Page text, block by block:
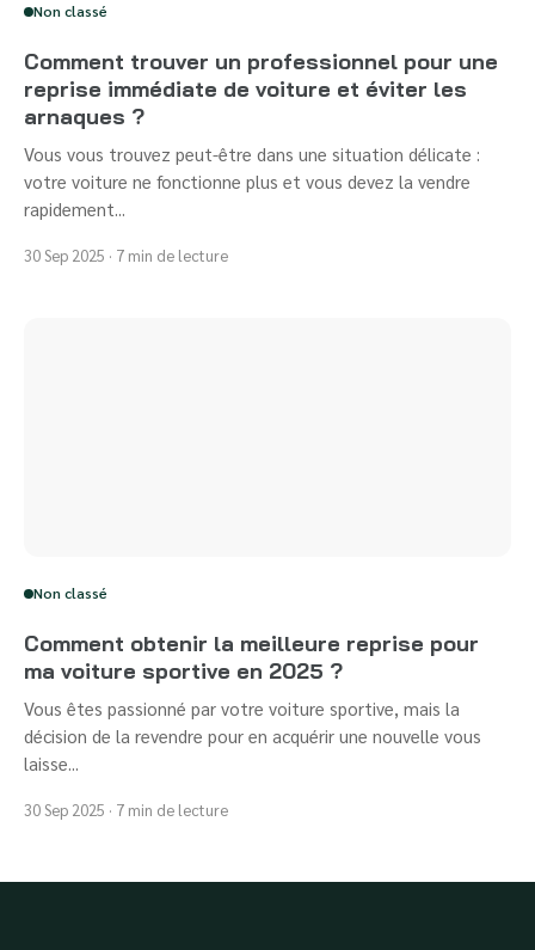
Non classé
Comment trouver un professionnel pour une
reprise immédiate de voiture et éviter les
arnaques ?
Vous vous trouvez peut-être dans une situation délicate :
votre voiture ne fonctionne plus et vous devez la vendre
rapidement...
30 Sep 2025 · 7 min de lecture
Non classé
Comment obtenir la meilleure reprise pour
ma voiture sportive en 2025 ?
Vous êtes passionné par votre voiture sportive, mais la
décision de la revendre pour en acquérir une nouvelle vous
laisse...
30 Sep 2025 · 7 min de lecture